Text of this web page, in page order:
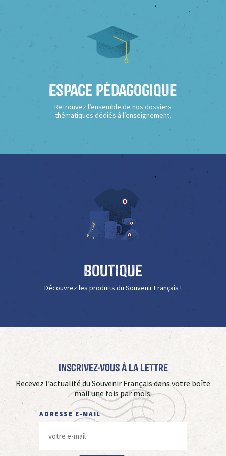
Espace Pédagogique
Retrouvez l’ensemble de nos dossiers
thématiques dédiés à l’enseignement.
Boutique
Découvrez les produits du Souvenir Français !
Inscrivez-vous à La Lettre
Recevez l’actualité du Souvenir Français dans votre boîte
mail une fois par mois.
ADRESSE E-MAIL